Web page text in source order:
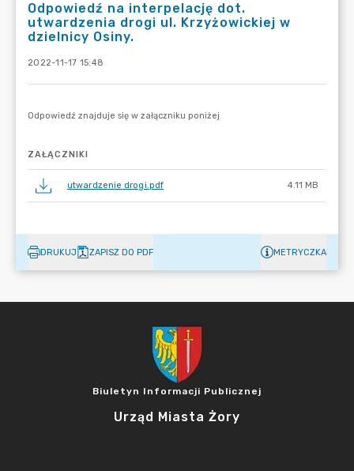
Odpowiedź na interpelację dot.
utwardzenia drogi ul. Krzyżowickiej w
dzielnicy Osiny.
2022-11-17 15:48
ZAŁĄCZNIKI
utwardzenie drogi.pdf 4.11 MB
DRUKUJ ZAPISZ DO PDF METRYCZKA
Biuletyn Informacji Publicznej
Urząd Miasta Żory